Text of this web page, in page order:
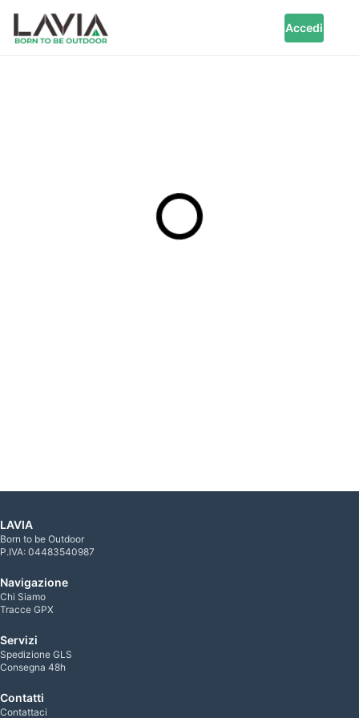
Accedi
LAVIA
Born to be Outdoor
P.IVA: 04483540987
Navigazione
Chi Siamo
Tracce GPX
Servizi
Spedizione GLS
Consegna 48h
Contatti
Contattaci